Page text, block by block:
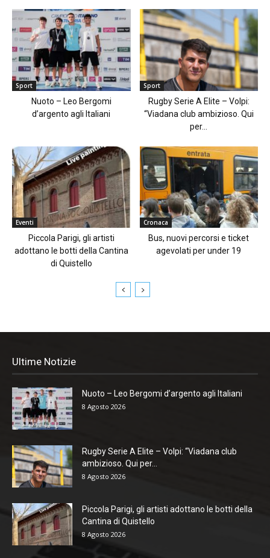
Sport
Nuoto – Leo Bergomi
d’argento agli Italiani
Sport
Rugby Serie A Elite – Volpi:
“Viadana club ambizioso. Qui
per...
Eventi
Piccola Parigi, gli artisti
adottano le botti della Cantina
di Quistello
Cronaca
Bus, nuovi percorsi e ticket
agevolati per under 19
Ultime Notizie
Nuoto – Leo Bergomi d’argento agli Italiani
8 Agosto 2026
Rugby Serie A Elite – Volpi: “Viadana club
ambizioso. Qui per...
8 Agosto 2026
Piccola Parigi, gli artisti adottano le botti della
Cantina di Quistello
8 Agosto 2026